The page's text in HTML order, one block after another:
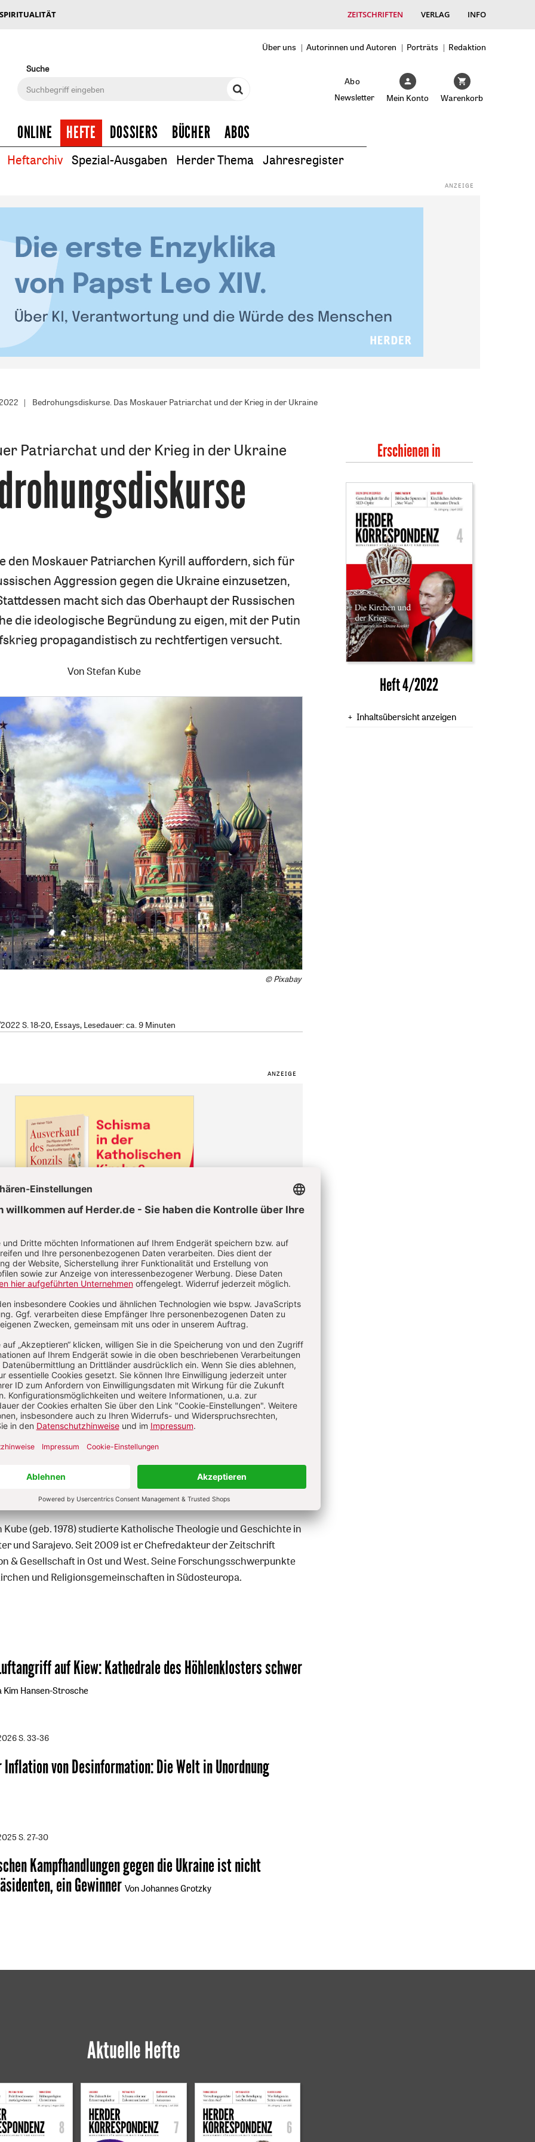
ZEITSCHRIFTEN VERLAG INFO
Über uns Autorinnen und Autoren Porträts
Redaktion
Suche
Abo
Newsletter
Mein Konto Warenkorb
ONLINE HEFTE DOSSIERS BÜCHER ABOS
Heftarchiv Spezial-Ausgaben Herder Thema Jahresregister
Bedrohungsdiskurse. Das Moskauer Patriarchat und der Krieg in der Ukraine
Patriarchat und der Krieg in der Ukraine
:
den Moskauer Patriarchen Kyrill auffordern, sich für
Aggression gegen die Ukraine einzusetzen,
macht sich das Oberhaupt der Russischen
die ideologische Begründung zu eigen, mit der Putin
propagandistisch zu rechtfertigen versucht.
VonStefan Kube
© Pixabay
S. 18-20, Essays, Lesedauer: ca. 9 Minuten
Diesen Artikel jetzt lesen!
innen können diesen
lesen.
Jetzt registrieren
Sie haben bereits ein Konto?
Anmelden
Kube (geb. 1978) studierte Katholische Theologie und Geschichte in
und Sarajevo. Seit 2009 ist er Chefredakteur der Zeitschrift
& Gesellschaft in Ost und West. Seine Forschungsschwerpunkte
und Religionsgemeinschaften in Südosteuropa.
auf Kiew:Kathedrale des Höhlenklosters schwer
Kim Hansen-Strosche
S. 33-36
Inflation von Desinformation: Die Welt in Unordnung
S. 27-30
Kampfhandlungen gegen die Ukraine ist nicht
ein Gewinner Von Johannes Grotzky
Erschienen in
Heft 4/2022
Inhaltsübersicht anzeigen
Aktuelle Hefte